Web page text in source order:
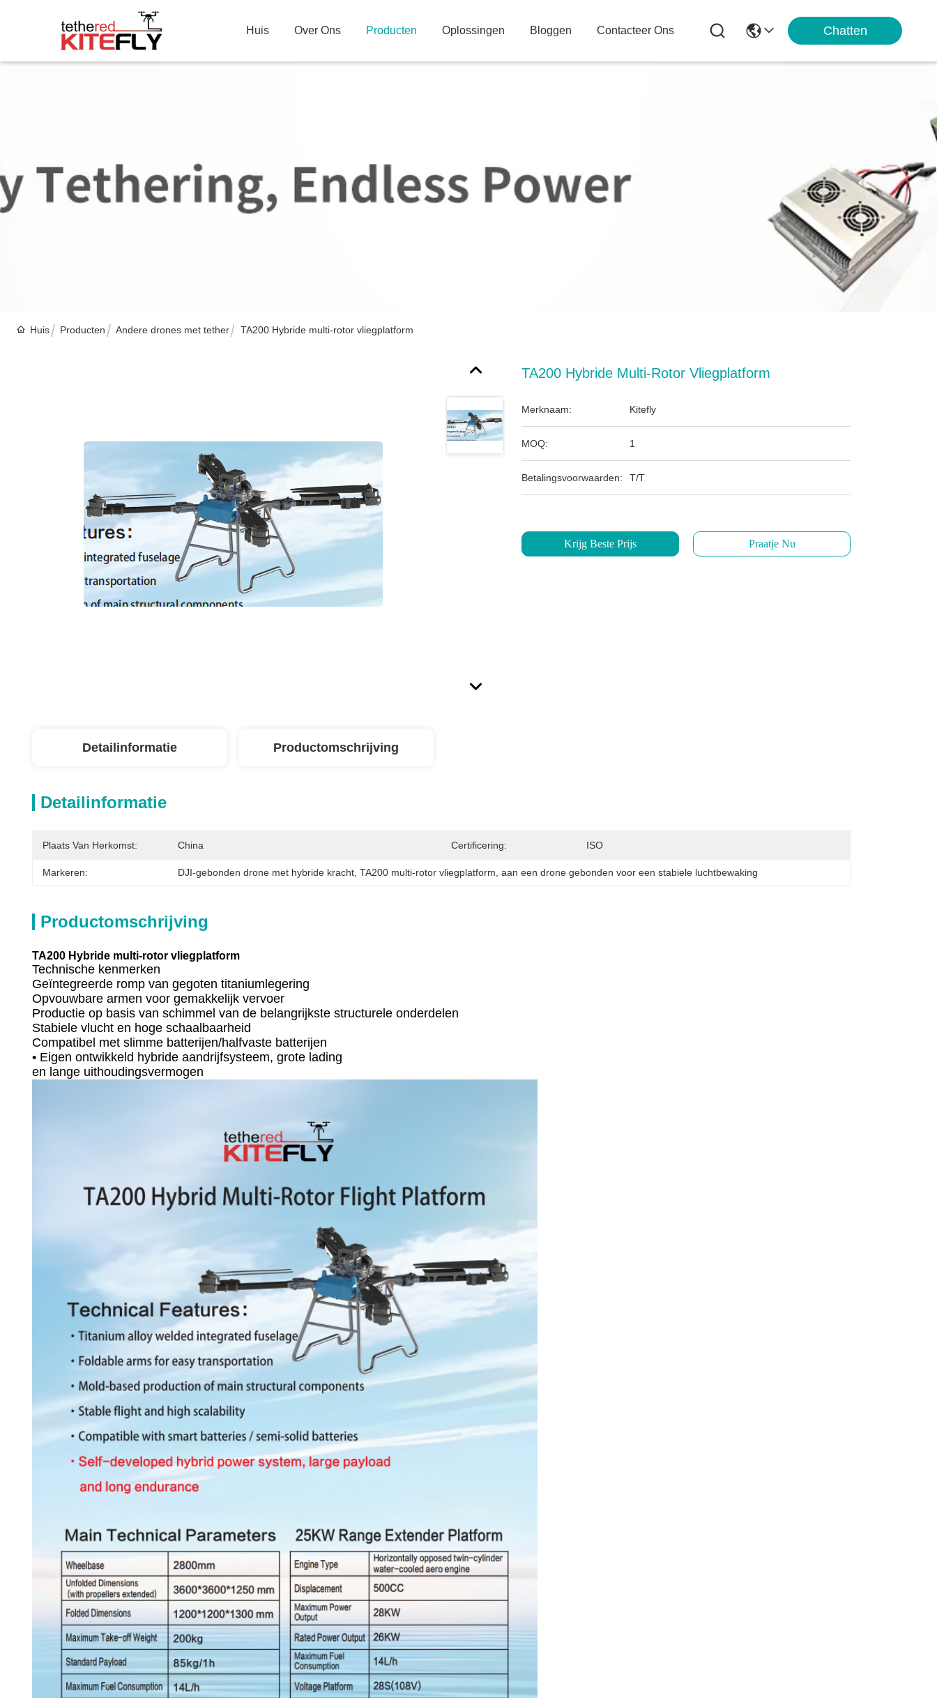
Huis Over Ons Producten Oplossingen Bloggen Contacteer Ons Chatten
Huis Producten Andere drones met tether TA200 Hybride multi-rotor vliegplatform
TA200 Hybride Multi-Rotor Vliegplatform
Merknaam: Kitefly
MOQ: 1
Betalingsvoorwaarden: T/T
Krijg Beste Prijs Praatje Nu
Detailinformatie Productomschrijving
Detailinformatie
Plaats Van Herkomst: China Certificering: ISO
Markeren: DJI-gebonden drone met hybride kracht TA200 multi-rotor vliegplatform aan een drone gebonden voor een stabiele luchtbewaking
Productomschrijving
TA200 Hybride multi-rotor vliegplatform
Technische kenmerken
Geïntegreerde romp van gegoten titaniumlegering
Opvouwbare armen voor gemakkelijk vervoer
Productie op basis van schimmel van de belangrijkste structurele onderdelen
Stabiele vlucht en hoge schaalbaarheid
Compatibel met slimme batterijen/halfvaste batterijen
• Eigen ontwikkeld hybride aandrijfsysteem, grote lading
en lange uithoudingsvermogen